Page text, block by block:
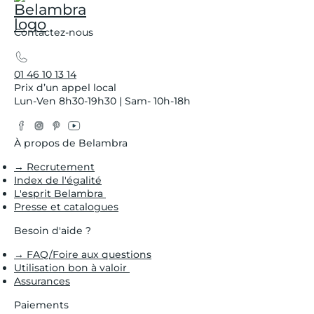
Contactez-nous
01 46 10 13 14
Prix d’un appel local
Lun-Ven 8h30-19h30 | Sam- 10h-18h
Facebook
Instagram
Pinterest
YouTube
À propos de Belambra
→ Recrutement
Index de l'égalité
L'esprit Belambra
Presse et catalogues
Besoin d'aide ?
→ FAQ/Foire aux questions
Utilisation bon à valoir
Assurances
Paiements